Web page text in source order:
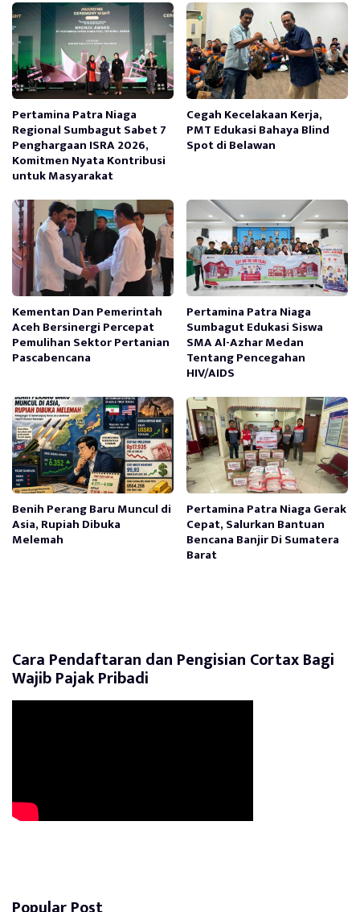
Pertamina Patra Niaga
Regional Sumbagut Sabet 7
Penghargaan ISRA 2026,
Komitmen Nyata Kontribusi
untuk Masyarakat
Cegah Kecelakaan Kerja,
PMT Edukasi Bahaya Blind
Spot di Belawan
Kementan Dan Pemerintah
Aceh Bersinergi Percepat
Pemulihan Sektor Pertanian
Pascabencana
Pertamina Patra Niaga
Sumbagut Edukasi Siswa
SMA Al-Azhar Medan
Tentang Pencegahan
HIV/AIDS
Benih Perang Baru Muncul di
Asia, Rupiah Dibuka
Melemah
Pertamina Patra Niaga Gerak
Cepat, Salurkan Bantuan
Bencana Banjir Di Sumatera
Barat
Cara Pendaftaran dan Pengisian Cortax Bagi
Wajib Pajak Pribadi